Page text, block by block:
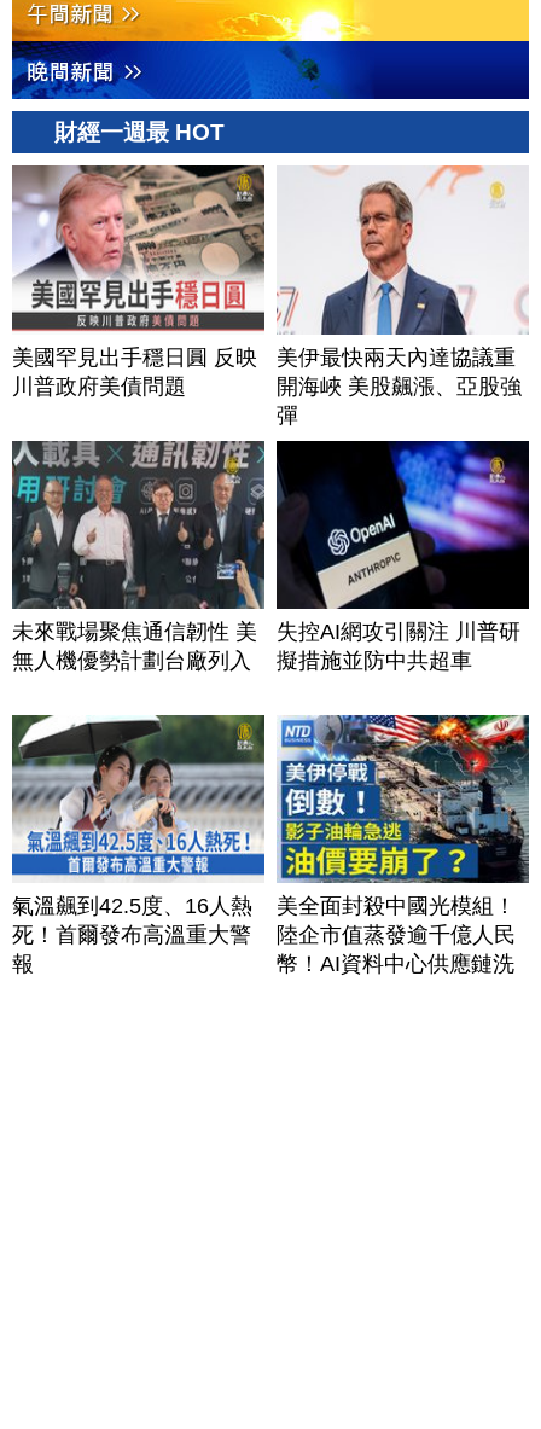
財經一週最 HOT
美國罕見出手穩日圓 反映
川普政府美債問題
美伊最快兩天內達協議重
開海峽 美股飆漲、亞股強
彈
未來戰場聚焦通信韌性 美
無人機優勢計劃台廠列入
失控AI網攻引關注 川普研
擬措施並防中共超車
氣溫飆到42.5度、16人熱
死！首爾發布高溫重大警
報
美全面封殺中國光模組！
陸企市值蒸發逾千億人民
幣！AI資料中心供應鏈洗